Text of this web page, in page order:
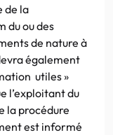
de la
du ou des
de nature à
également
utiles »
l’exploitant du
la procédure
est informé